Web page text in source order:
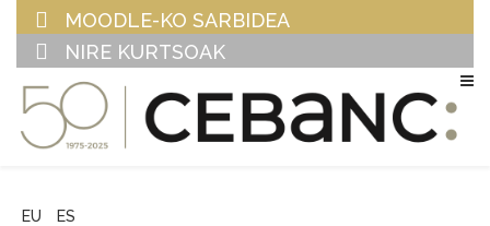
MOODLE-KO SARBIDEA
NIRE KURTSOAK
EU ES